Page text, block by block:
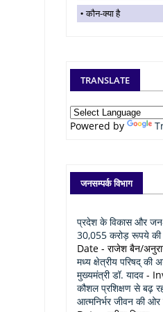
कौन-क्या है
TRANSLATE
Powered by
जनसम्पर्क विभाग
प्रदेश के विकास और
30,055 करोड़ रूपये की
Date - राजेश बैन/
मध्य क्षेत्रीय परिषद् की
मुख्यमंत्री डॉ. यादव -
कौशल प्रशिक्षण से बढ़
आत्मनिर्भर जीवन की